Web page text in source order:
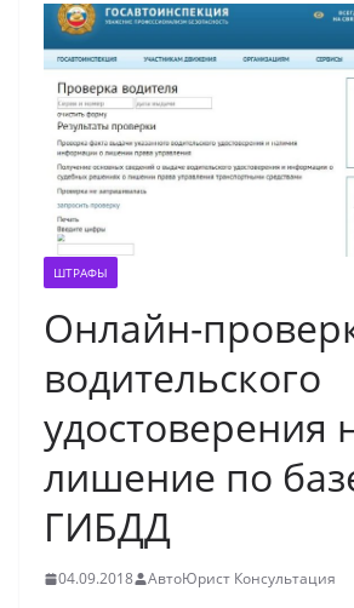
ШТРАФЫ
Онлайн-
водительского
удостоверения
лишение по
ГИБДД
04.09.2018 АвтоЮрист Консультация